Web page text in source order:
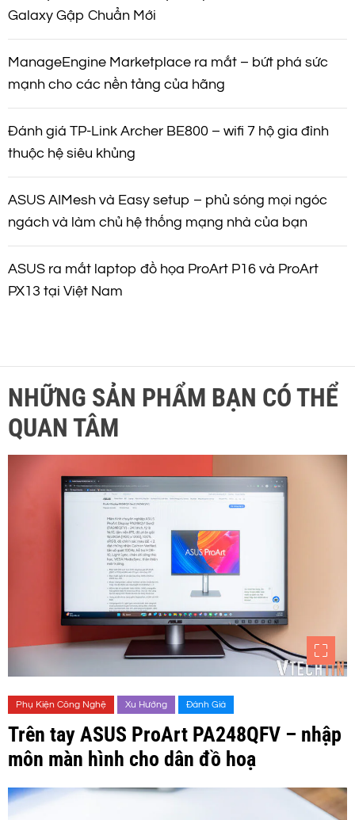
Galaxy Gập Chuẩn Mới
ManageEngine Marketplace ra mắt – bứt phá sức
mạnh cho các nền tảng của hãng
Đánh giá TP-Link Archer BE800 – wifi 7 hộ gia đình
thuộc hệ siêu khủng
ASUS AIMesh và Easy setup – phủ sóng mọi ngóc
ngách và làm chủ hệ thống mạng nhà của bạn
ASUS ra mắt laptop đồ họa ProArt P16 và ProArt
PX13 tại Việt Nam
NHỮNG SẢN PHẨM BẠN CÓ THỂ
QUAN TÂM
Phụ Kiện Công Nghệ Xu Hướng Đánh Giá
Trên tay ASUS ProArt PA248QFV – nhập
môn màn hình cho dân đồ hoạ